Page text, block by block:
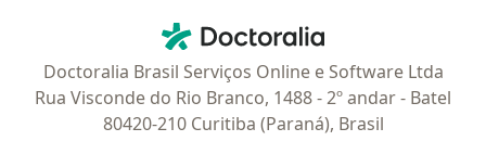
Doctoralia - Homepage
Doctoralia Brasil Serviços Online e Software Ltda
Rua Visconde do Rio Branco, 1488 - 2º andar - Batel
80420-210 Curitiba (Paraná), Brasil